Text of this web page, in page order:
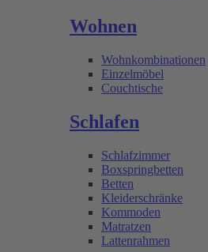
Wohnen
Wohnkombinationen
Einzelmöbel
Couchtische
Schlafen
Schlafzimmer
Boxspringbetten
Betten
Kleiderschränke
Kommoden
Matratzen
Lattenrahmen